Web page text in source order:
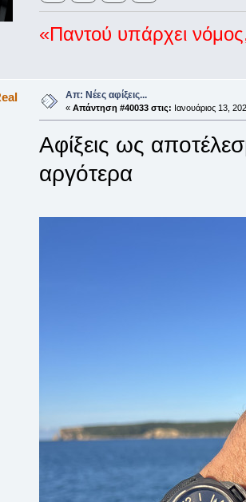
«Παντού υπάρχει
Απ: Νέες αφίξεις...
« Απάντηση #40033 στις: Ιανουάριος 13,
Αφίξεις ως
αργότερα